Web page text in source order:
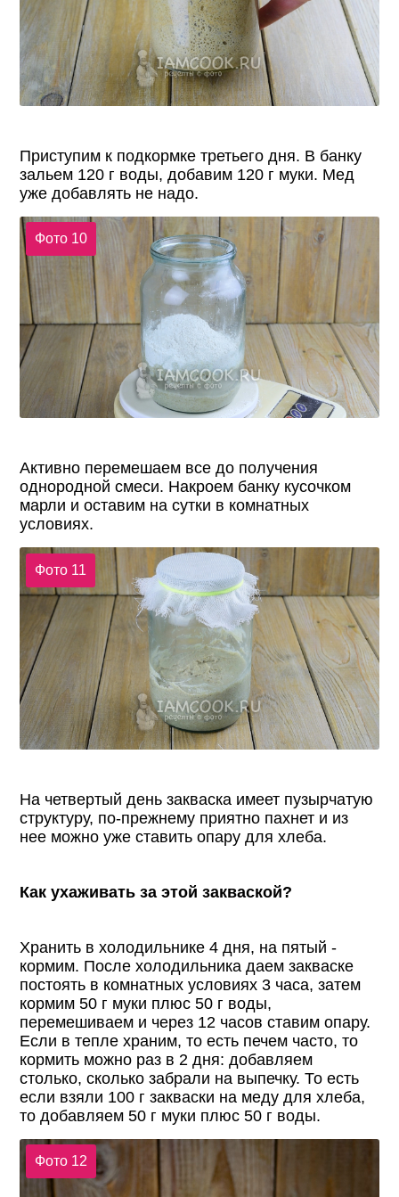
Приступим к подкормке третьего дня. В банку
зальем 120 г воды, добавим 120 г муки. Мед
уже добавлять не надо.
Фото 10
Активно перемешаем все до получения
однородной смеси. Накроем банку кусочком
марли и оставим на сутки в комнатных
условиях.
Фото 11
На четвертый день закваска имеет пузырчатую
структуру, по-прежнему приятно пахнет и из
нее можно уже ставить опару для хлеба.
Как ухаживать за этой закваской?
Хранить в холодильнике 4 дня, на пятый -
кормим. После холодильника даем закваске
постоять в комнатных условиях 3 часа, затем
кормим 50 г муки плюс 50 г воды,
перемешиваем и через 12 часов ставим опару.
Если в тепле храним, то есть печем часто, то
кормить можно раз в 2 дня: добавляем
столько, сколько забрали на выпечку. То есть
если взяли 100 г закваски на меду для хлеба,
то добавляем 50 г муки плюс 50 г воды.
Фото 12